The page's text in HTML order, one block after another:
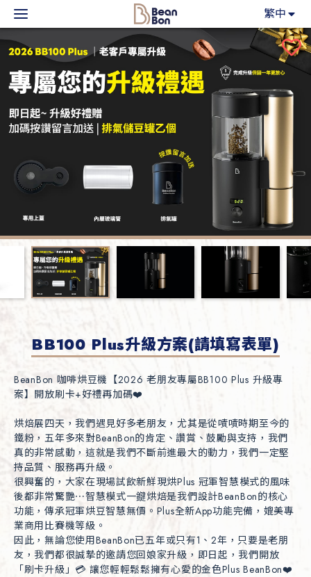
繁中
主力產品
咖啡市集
BeanBon報報
客戶服務
關於我們
登入
BB100 Plus升級方案(請填寫表單)
BeanBon 咖啡烘豆機【2026 老朋友專屬BB100 Plus 升級專
案】開放刷卡+好禮再加碼❤️
烘焙展四天，我們遇見好多老朋友，尤其是從嘖嘖時期至今的
鐵粉，五年多來對BeanBon的肯定、讚賞、鼓勵與支持，我們
真的非常感動，這就是我們不斷前進最大的動力，我們一定堅
持品質、服務再升級。
很興奮的，大家在現場試飲新鮮現烘Plus 冠軍智慧模式的風味
後都非常驚艷⋯智慧模式一𨫡烘焙是我們設計BeanBon的核心
功能，傳承冠軍烘豆智慧無價。Plus全新App功能完備，媲美專
業商用比賽機等級。
因此，無論您使用BeanBon已五年或只有1、2年，只要是老朋
友，我們都很誠摯的邀請您回娘家升級，即日起，我們開放
「刷卡升級」💳 讓您輕輕鬆鬆擁有心愛的金色Plus BeanBon❤️